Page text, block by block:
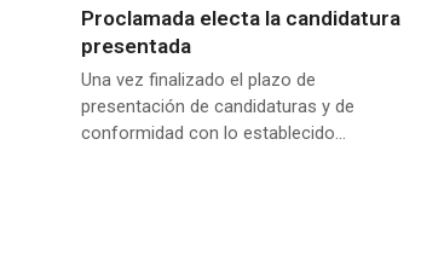
Proclamada electa la candidatura
presentada
Una vez finalizado el plazo de
presentación de candidaturas y de
conformidad con lo establecido…